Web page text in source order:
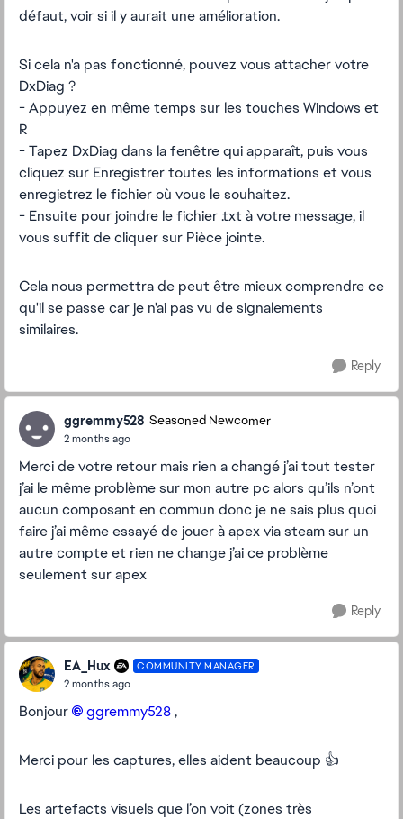
défaut, voir si il y aurait une amélioration.
Si cela n'a pas fonctionné, pouvez vous attacher votre
DxDiag ?
- Appuyez en même temps sur les touches Windows et
R
- Tapez DxDiag dans la fenêtre qui apparaît, puis vous
cliquez sur Enregistrer toutes les informations et vous
enregistrez le fichier où vous le souhaitez.
- Ensuite pour joindre le fichier .txt à votre message, il
vous suffit de cliquer sur Pièce jointe.
Cela nous permettra de peut être mieux comprendre ce
qu'il se passe car je n'ai pas vu de signalements
similaires.
Reply
ggremmy528 Seasoned Newcomer
2 months ago
Merci de votre retour mais rien a changé j’ai tout tester
j’ai le même problème sur mon autre pc alors qu’ils n’ont
aucun composant en commun donc je ne sais plus quoi
faire j’ai même essayé de jouer à apex via steam sur un
autre compte et rien ne change j’ai ce problème
seulement sur apex
Reply
EA_Hux COMMUNITY MANAGER
2 months ago
Bonjour ggremmy528​,
Merci pour les captures, elles aident beaucoup 👍
Les artefacts visuels que l’on voit (zones très